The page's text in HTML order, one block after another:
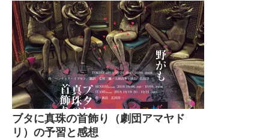
ブタに真珠の首飾り（劇団アマヤド
リ）の予習と感想